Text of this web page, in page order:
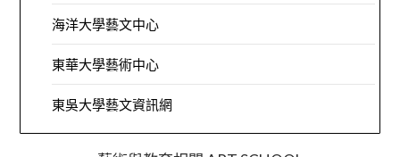
海洋大學藝文中心
東華大學藝術中心
東吳大學藝文資訊網